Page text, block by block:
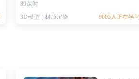
89课时
3D模型
材质渲染 9005人正在学习